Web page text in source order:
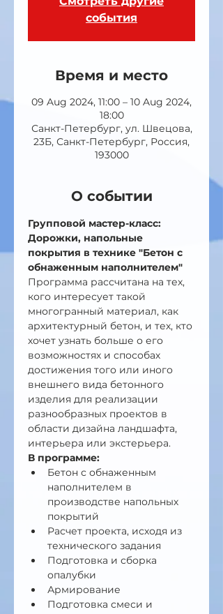
события
Время и место
09 Aug 2024, 11:00 – 10 Aug 2024,
18:00
Санкт-Петербург, ул. Швецова,
23Б, Санкт-Петербург, Россия,
193000
О событии
Групповой мастер-класс:
Дорожки, напольные
покрытия в технике "Бетон с
обнаженным наполнителем"
Программа рассчитана на тех,
кого интересует такой
многогранный материал, как
архитектурный бетон, и тех, кто
хочет узнать больше о его
возможностях и способах
достижения того или иного
внешнего вида бетонного
изделия для реализации
разнообразных проектов в
области дизайна ландшафта,
интерьера или экстерьера.
В программе:
Бетон с обнаженным
наполнителем в
производстве напольных
покрытий
Расчет проекта, исходя из
технического задания
Подготовка и сборка
опалубки
Армирование
Подготовка смеси и